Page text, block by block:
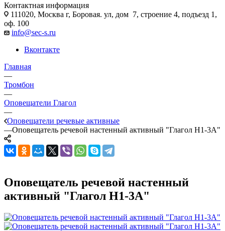
Контактная информация
111020, Москва г, Боровая. ул, дом 7, строение 4, подъезд 1,
оф. 100
info@sec-s.ru
Вконтакте
Главная
—
Тромбон
—
Оповещатели Глагол
—
Оповещатели речевые активные
—Оповещатель речевой настенный активный "Глагол Н1-3А"
Оповещатель речевой настенный
активный "Глагол Н1-3А"